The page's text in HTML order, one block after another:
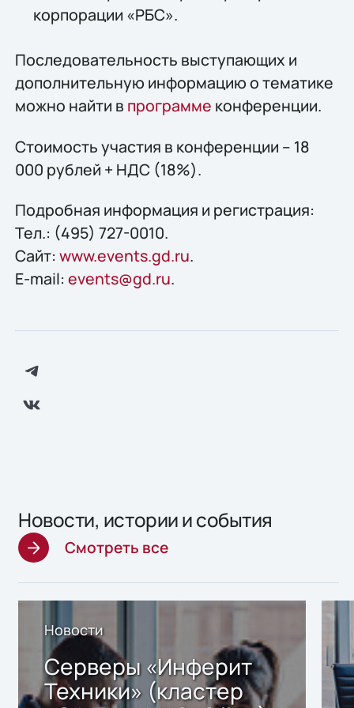
корпорации «РБС».
Последовательность выступающих и
дополнительную информацию о тематике
можно найти в программе конференции.
Стоимость участия в конференции – 18
000 рублей + НДС (18%).
Подробная информация и регистрация:
Тел.: (495) 727-0010.
Сайт: www.events.gd.ru.
E-mail: events@gd.ru.
Новости, истории и события
Смотреть все
Новости
Серверы «Инферит
Техники» (кластер